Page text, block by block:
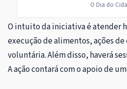
O Dia do
O intuito da iniciativa é atender
execução de alimentos, ações
voluntária. Além disso, haverá
A ação contará com o apoio de